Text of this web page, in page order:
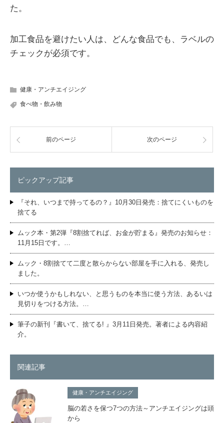
た。
加工食品を避けたい人は、どんな食品でも、ラベルの
チェックが必須です。
健康・アンチエイジング
食べ物・飲み物
前のページ 次のページ
ピックアップ記事
『それ、いつまで持ってるの？』10月30日発売：捨てにくいものを
捨てる
ムック本・第2弾『8割捨てれば、お金が貯まる』発売のお知らせ：
11月15日です。…
ムック・8割捨てて二度と散らからない部屋を手に入れる、発売し
ました。
いつか使うかもしれない、と思うものを本当に使う方法、あるいは
見切りをつける方法。…
筆子の新刊『書いて、捨てる! 』3月11日発売。著者による内容紹
介。
関連記事
健康・アンチエイジング
脳の若さを保つ7つの方法～アンチエイジングは頭
から